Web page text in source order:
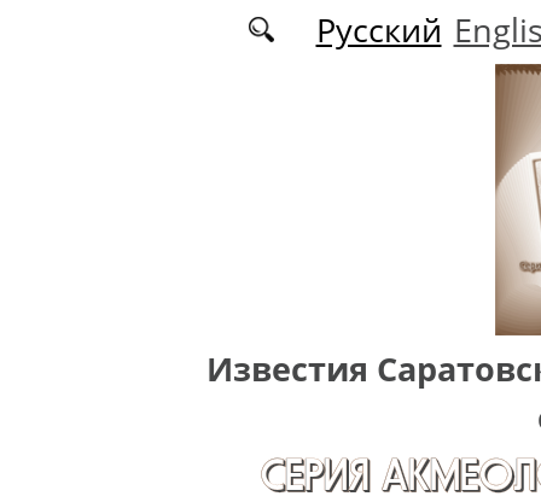
Перейти к основному содержаниюРусский
Известия
СЕРИЯ